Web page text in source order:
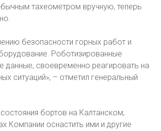
тахеометром вручную, теперь
безопасности горных работ и
Роботизированные
данные, своевременно реагировать на
ситуаций», – отметил генеральный
бортов на Калтанском,
Компании оснастить ими и другие